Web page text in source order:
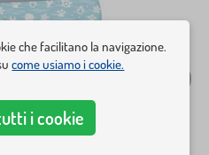
che facilitano la navigazione.
come usiamo i cookie.
i cookie